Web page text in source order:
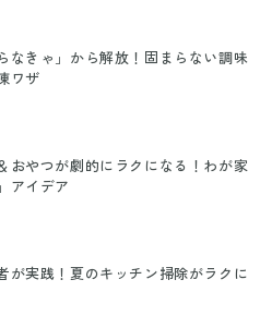
なきゃ」から解放！固まらない調味
ワザ
おやつが劇的にラクになる！わが家
アイデア
が実践！夏のキッチン掃除がラクに